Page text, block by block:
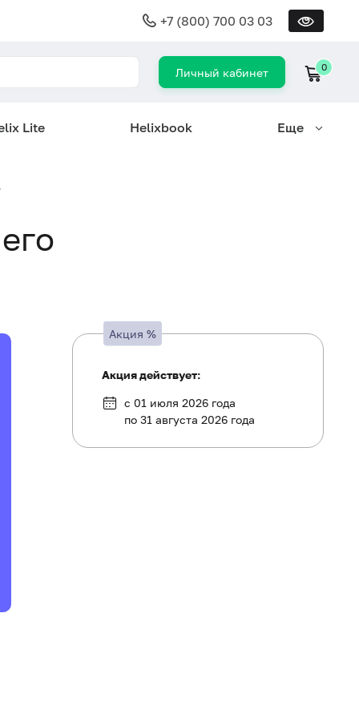
+7 (800) 700 03 03
Личный кабинет 0
Lite Helixbook Еще
Акция %
Акция действует:
с 01 июля 2026 года
по 31 августа 2026 года